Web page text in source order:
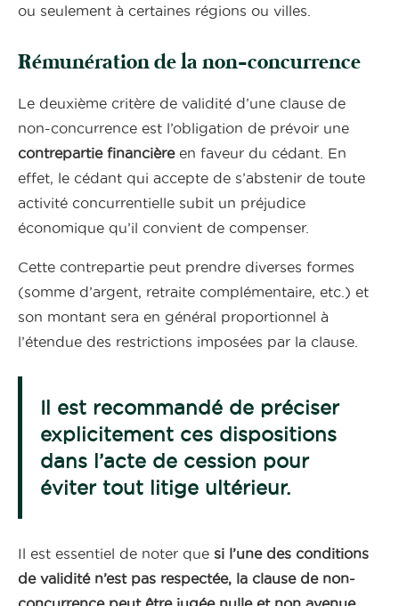
ou seulement à certaines régions ou villes.
Rémunération de la non-concurrence
Le deuxième critère de validité d’une clause de
non-concurrence est l’obligation de prévoir une
contrepartie financièreen faveur du cédant. En
effet, le cédant qui accepte de s’abstenir de toute
activité concurrentielle subit un préjudice
économique qu’il convient de compenser.
Cette contrepartie peut prendre diverses formes
(somme d’argent, retraite complémentaire, etc.) et
son montant sera en général proportionnel à
l’étendue des restrictions imposées par la clause.
Il est recommandé de préciser
explicitement ces dispositions
dans l’acte de cession pour
éviter tout litige ultérieur.
Il est essentiel de noter que si l’une des conditions
de validité n’est pas respectée, la clause de non-